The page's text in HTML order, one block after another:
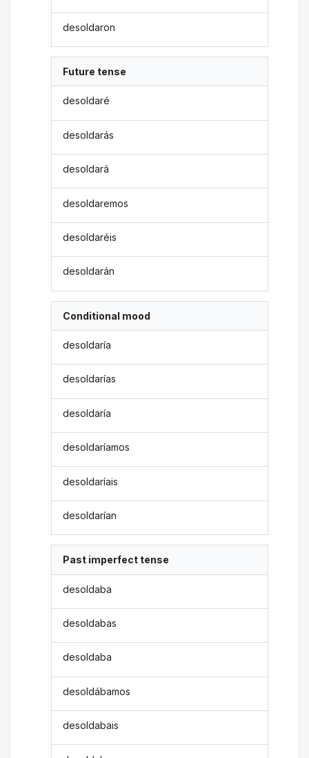
desoldaron
Future tense
desoldaré
desoldarás
desoldará
desoldaremos
desoldaréis
desoldarán
Conditional mood
desoldaría
desoldarías
desoldaría
desoldaríamos
desoldaríais
desoldarían
Past imperfect tense
desoldaba
desoldabas
desoldaba
desoldábamos
desoldabais